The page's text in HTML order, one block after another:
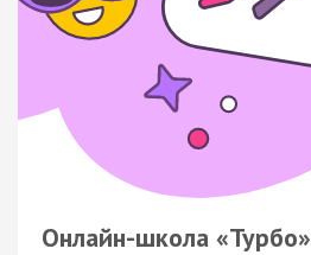
Онлайн-школа «Турбо»